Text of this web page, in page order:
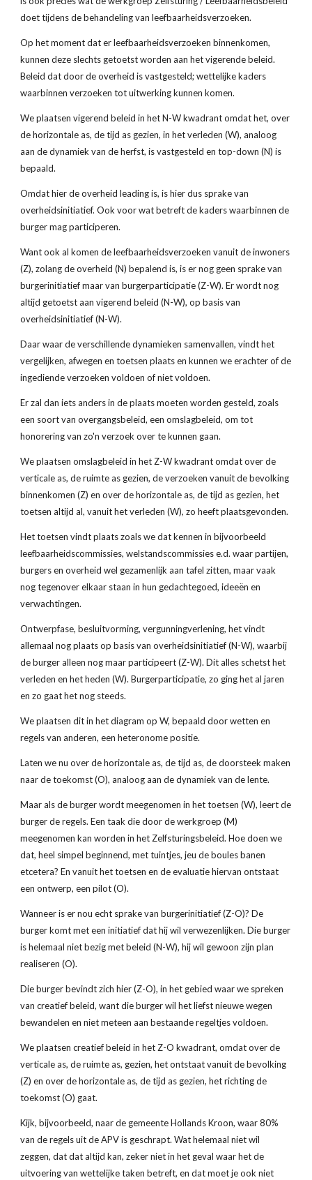
doet tijdens de behandeling van leefbaarheidsverzoeken.
Op het moment dat er leefbaarheidsverzoeken binnenkomen,
kunnen deze slechts getoetst worden aan het vigerende beleid.
Beleid dat door de overheid is vastgesteld; wettelijke kaders
waarbinnen verzoeken tot uitwerking kunnen komen.
We plaatsen vigerend beleid in het N-W kwadrant omdat het, over
de horizontale as, de tijd as gezien, in het verleden (W), analoog
aan de dynamiek van de herfst, is vastgesteld en top-down (N) is
bepaald.
Omdat hier de overheid leading is, is hier dus sprake van
overheidsinitiatief. Ook voor wat betreft de kaders waarbinnen de
burger mag participeren.
Want ook al komen de leefbaarheidsverzoeken vanuit de inwoners
(Z), zolang de overheid (N) bepalend is, is er nog geen sprake van
burgerinitiatief maar van burgerparticipatie (Z-W). Er wordt nog
altijd getoetst aan vigerend beleid (N-W), op basis van
overheidsinitiatief (N-W).
Daar waar de verschillende dynamieken samenvallen, vindt het
vergelijken, afwegen en toetsen plaats en kunnen we erachter of de
ingediende verzoeken voldoen of niet voldoen.
Er zal dan iets anders in de plaats moeten worden gesteld, zoals
een soort van overgangsbeleid, een omslagbeleid, om tot
honorering van zo'n verzoek over te kunnen gaan.
We plaatsen omslagbeleid in het Z-W kwadrant omdat over de
verticale as, de ruimte as gezien, de verzoeken vanuit de bevolking
binnenkomen (Z) en over de horizontale as, de tijd as gezien, het
toetsen altijd al, vanuit het verleden (W), zo heeft plaatsgevonden.
Het toetsen vindt plaats zoals we dat kennen in bijvoorbeeld
leefbaarheidscommissies, welstandscommissies e.d. waar partijen,
burgers en overheid wel gezamenlijk aan tafel zitten, maar vaak
nog tegenover elkaar staan in hun gedachtegoed, ideeën en
verwachtingen.
Ontwerpfase, besluitvorming, vergunningverlening, het vindt
allemaal nog plaats op basis van overheidsinitiatief (N-W), waarbij
de burger alleen nog maar participeert (Z-W). Dit alles schetst het
verleden en het heden (W). Burgerparticipatie, zo ging het al jaren
en zo gaat het nog steeds.
We plaatsen dit in het diagram op W, bepaald door wetten en
regels van anderen, een heteronome positie.
Laten we nu over de horizontale as, de tijd as, de doorsteek maken
naar de toekomst (O), analoog aan de dynamiek van de lente.
Maar als de burger wordt meegenomen in het toetsen (W), leert de
burger de regels. Een taak die door de werkgroep (M)
meegenomen kan worden in het Zelfsturingsbeleid. Hoe doen we
dat, heel simpel beginnend, met tuintjes, jeu de boules banen
etcetera? En vanuit het toetsen en de evaluatie hiervan ontstaat
een ontwerp, een pilot (O).
Wanneer is er nou echt sprake van burgerinitiatief (Z-O)? De
burger komt met een initiatief dat hij wil verwezenlijken. Die burger
is helemaal niet bezig met beleid (N-W), hij wil gewoon zijn plan
realiseren (O).
Die burger bevindt zich hier (Z-O), in het gebied waar we spreken
van creatief beleid, want die burger wil het liefst nieuwe wegen
bewandelen en niet meteen aan bestaande regeltjes voldoen.
We plaatsen creatief beleid in het Z-O kwadrant, omdat over de
verticale as, de ruimte as, gezien, het ontstaat vanuit de bevolking
(Z) en over de horizontale as, de tijd as gezien, het richting de
toekomst (O) gaat.
Kijk, bijvoorbeeld, naar de gemeente Hollands Kroon, waar 80%
van de regels uit de APV is geschrapt. Wat helemaal niet wil
zeggen, dat dat altijd kan, zeker niet in het geval waar het de
uitvoering van wettelijke taken betreft, en dat moet je ook niet